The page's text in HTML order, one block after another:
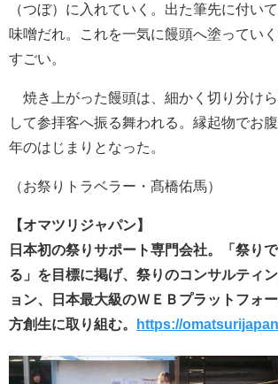
（つぼ）に入れていく。出た筆先に付い
味噌だれ。これを一気に饅頭へ塗ってい
すごい。
焼き上がった饅頭は、細かく切り分け
して参拝客へ振る舞われる。縁起物でお
年のはじまりとなった。
（お祭りトラベラー・髙橋佑馬）
【オマツリジャパン】
日本初の祭りサポート専門会社。「祭り
る」を目標に掲げ、祭りのコンサルティ
ョン、日本最大級のＷＥＢプラットフォ
方創生に取り組む。
https://